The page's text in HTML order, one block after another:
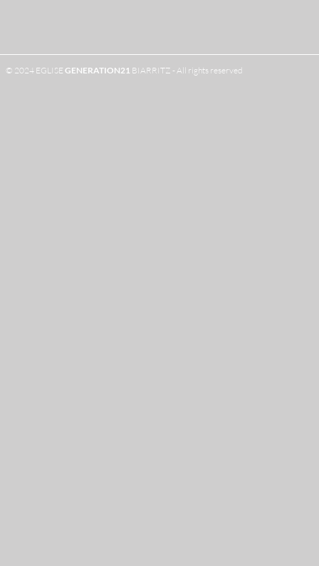
© 2024 EGLISE GENERATION21 BIARRITZ - All rights reserved